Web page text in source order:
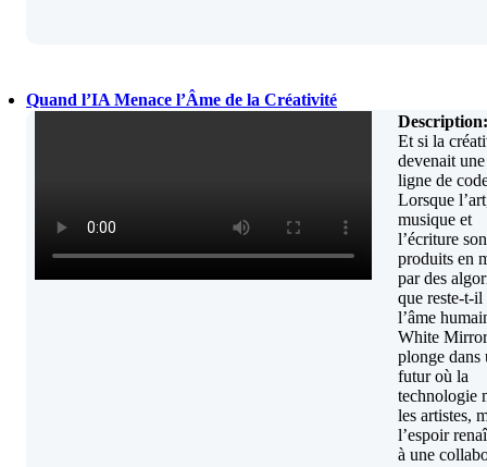
Quand l’IA Menace l’Âme de la Créativité
Description:
Et si la
devenait
ligne de
Lorsque
musique et
l’écriture
produits en
par des
que reste-t-il
l’âme
White
plonge dans
futur où la
technologie
les artistes,
l’espoir
à une